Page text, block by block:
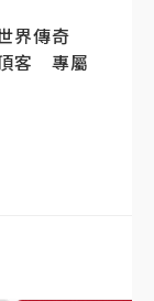
界傳奇
客 專屬